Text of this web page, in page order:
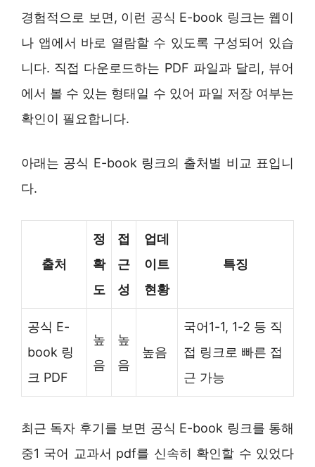
경험적으로 보면, 이런 공식 E-book 링크는 웹이
나 앱에서 바로 열람할 수 있도록 구성되어 있습
니다. 직접 다운로드하는 PDF 파일과 달리, 뷰어
에서 볼 수 있는 형태일 수 있어 파일 저장 여부는
확인이 필요합니다.
아래는 공식 E-book 링크의 출처별 비교 표입니
다.
출처
정
확
도
접
근
성
업데
이트
현황
특징
공식 E-
book 링
크 PDF
높
음
높
음
높음
국어1-1, 1-2 등 직
접 링크로 빠른 접
근 가능
최근 독자 후기를 보면 공식 E-book 링크를 통해
중1 국어 교과서 pdf를 신속히 확인할 수 있었다